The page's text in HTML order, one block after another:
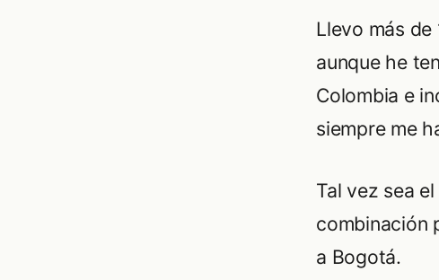
Llevo más
aunque he
Colombia e
siempre me
Tal vez sea
combinación
a Bogotá.